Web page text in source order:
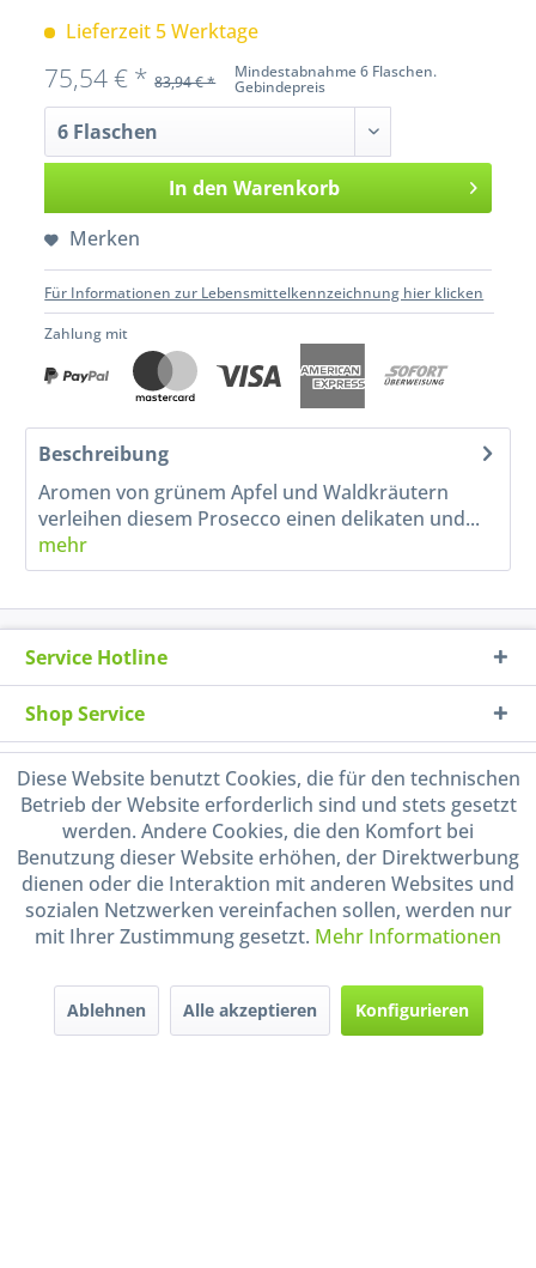
Lieferzeit 5 Werktage
Mindestabnahme 6 Flaschen.
Gebindepreis
75,54 € * 83,94 € *
In den Warenkorb
Merken
Für Informationen zur Lebensmittelkennzeichnung hier klicken
Zahlung mit
Beschreibung
Aromen von grünem Apfel und Waldkräutern
verleihen diesem Prosecco einen delikaten und...
mehr
Service Hotline
Shop Service
Informationen
Handel mit BIO-Weinen
kontrolliert und zertifiziert
durch DE-ÖKO-009
Diese Website benutzt Cookies, die für den technischen
Betrieb der Website erforderlich sind und stets gesetzt
werden. Andere Cookies, die den Komfort bei
Benutzung dieser Website erhöhen, der Direktwerbung
dienen oder die Interaktion mit anderen Websites und
sozialen Netzwerken vereinfachen sollen, werden nur
mit Ihrer Zustimmung gesetzt. Mehr Informationen
Ablehnen Alle akzeptieren Konfigurieren